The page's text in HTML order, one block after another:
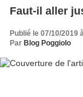
Faut-il aller
Publié le 07/10/2019
Par Blog Poggiolo